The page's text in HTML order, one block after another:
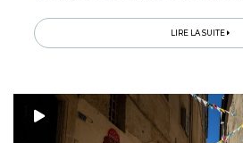
jeux...
LIRE LA SUITE